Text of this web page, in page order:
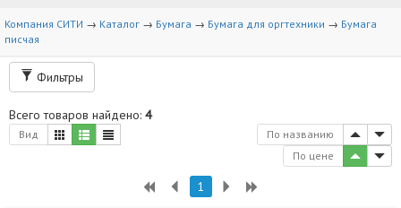
Компания СИТИ → Каталог → Бумага → Бумага для оргтехники → Бумага
писчая
Фильтры
Всего товаров найдено: 4
Вид
По названию
По цене
1